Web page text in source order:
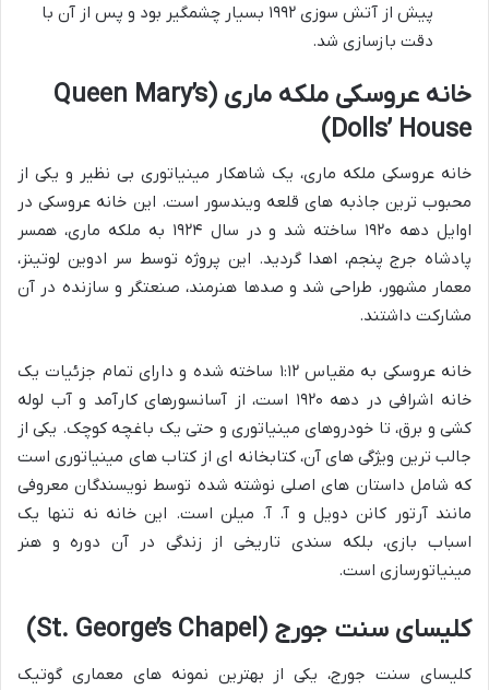
پیش از آتش سوزی ۱۹۹۲ بسیار چشمگیر بود و پس از آن با
دقت بازسازی شد.
خانه عروسکی ملکه ماری (Queen Mary’s
Dolls’ House)
خانه عروسکی ملکه ماری، یک شاهکار مینیاتوری بی نظیر و یکی از
محبوب ترین جاذبه های قلعه ویندسور است. این خانه عروسکی در
اوایل دهه ۱۹۲۰ ساخته شد و در سال ۱۹۲۴ به ملکه ماری، همسر
پادشاه جرج پنجم، اهدا گردید. این پروژه توسط سر ادوین لوتینز،
معمار مشهور، طراحی شد و صدها هنرمند، صنعتگر و سازنده در آن
مشارکت داشتند.
خانه عروسکی به مقیاس ۱:۱۲ ساخته شده و دارای تمام جزئیات یک
خانه اشرافی در دهه ۱۹۲۰ است، از آسانسورهای کارآمد و آب لوله
کشی و برق، تا خودروهای مینیاتوری و حتی یک باغچه کوچک. یکی از
جالب ترین ویژگی های آن، کتابخانه ای از کتاب های مینیاتوری است
که شامل داستان های اصلی نوشته شده توسط نویسندگان معروفی
مانند آرتور کانن دویل و آ. آ. میلن است. این خانه نه تنها یک
اسباب بازی، بلکه سندی تاریخی از زندگی در آن دوره و هنر
مینیاتورسازی است.
کلیسای سنت جورج (St. George’s Chapel)
کلیسای سنت جورج، یکی از بهترین نمونه های معماری گوتیک